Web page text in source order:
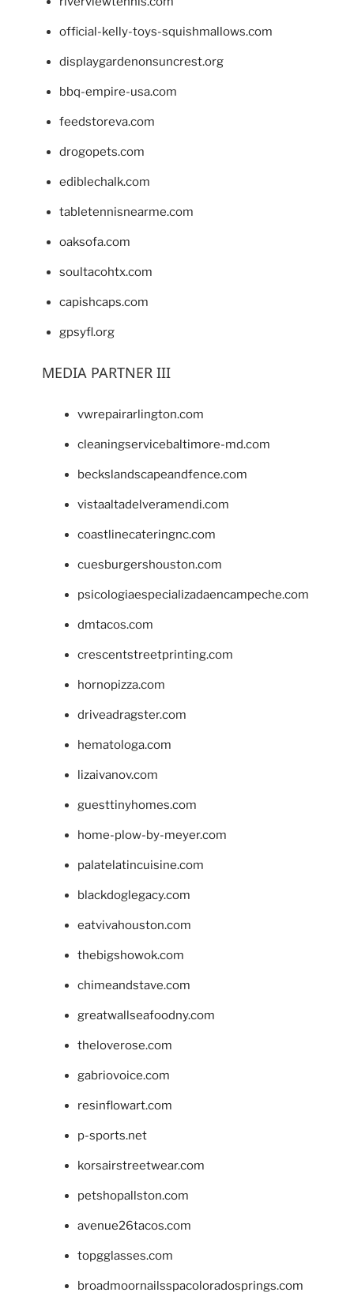
official-kelly-toys-squishmallows.com
displaygardenonsuncrest.org
bbq-empire-usa.com
feedstoreva.com
drogopets.com
ediblechalk.com
tabletennisnearme.com
oaksofa.com
soultacohtx.com
capishcaps.com
gpsyfl.org
MEDIA PARTNER III
vwrepairarlington.com
cleaningservicebaltimore-md.com
beckslandscapeandfence.com
vistaaltadelveramendi.com
coastlinecateringnc.com
cuesburgershouston.com
psicologiaespecializadaencampeche.com
dmtacos.com
crescentstreetprinting.com
hornopizza.com
driveadragster.com
hematologa.com
lizaivanov.com
guesttinyhomes.com
home-plow-by-meyer.com
palatelatincuisine.com
blackdoglegacy.com
eatvivahouston.com
thebigshowok.com
chimeandstave.com
greatwallseafoodny.com
theloverose.com
gabriovoice.com
resinflowart.com
p-sports.net
korsairstreetwear.com
petshopallston.com
avenue26tacos.com
topgglasses.com
broadmoornailsspacoloradosprings.com